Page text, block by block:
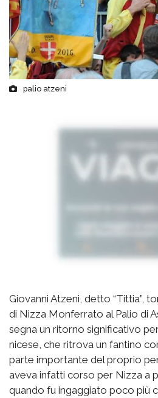
palio atzeni
Giovanni Atzeni, detto “Tittia”,
di Nizza Monferrato al Palio di
segna un ritorno significativo
nicese, che ritrova un fantino
parte importante del proprio
aveva infatti corso per Nizza a
quando fu ingaggiato poco più